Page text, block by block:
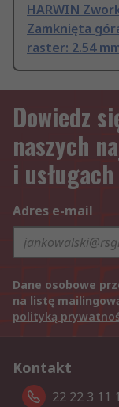
HARWIN
Zamknięta
raster: 2.54
Dowiedz
naszych
i usługach
Adres e-mail
Dane osobowe
na listę
polityką
Kontakt
22 22 3 11